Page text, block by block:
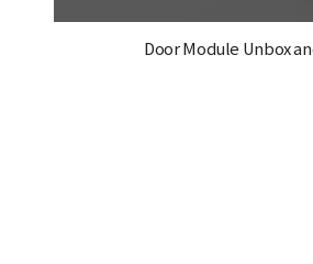
Door Module Unbox